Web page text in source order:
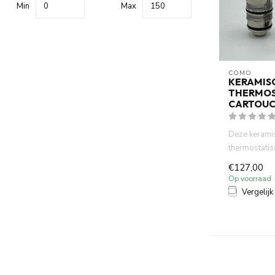
Min Max
COMO
Deze
Como Mood...
€127,00
Op voorraad
Vergelijk